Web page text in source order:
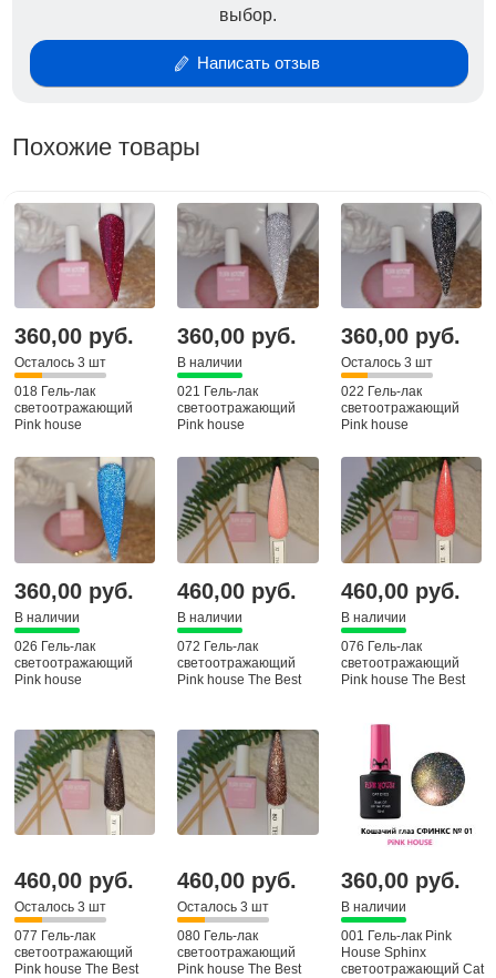
выбор.
Написать отзыв
Похожие товары
360,00 руб.
Осталось 3 шт
018 Гель-лак
светоотражающий
Pink house
360,00 руб.
В наличии
021 Гель-лак
светоотражающий
Pink house
360,00 руб.
Осталось 3 шт
022 Гель-лак
светоотражающий
Pink house
360,00 руб.
В наличии
026 Гель-лак
светоотражающий
Pink house
460,00 руб.
В наличии
072 Гель-лак
светоотражающий
Pink house The Best
460,00 руб.
В наличии
076 Гель-лак
светоотражающий
Pink house The Best
460,00 руб.
Осталось 3 шт
077 Гель-лак
светоотражающий
Pink house The Best
460,00 руб.
Осталось 3 шт
080 Гель-лак
светоотражающий
Pink house The Best
360,00 руб.
В наличии
001 Гель-лак Pink
House Sphinx
светоотражающий Cat